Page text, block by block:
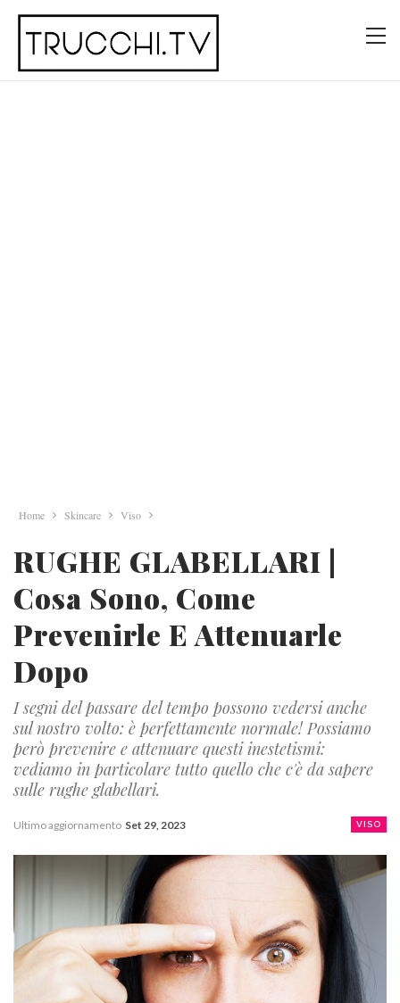
Home Skincare Viso
RUGHE GLABELLARI |
Cosa Sono, Come
Prevenirle E Attenuarle
Dopo
I segni del passare del tempo possono vedersi anche
sul nostro volto: è perfettamente normale! Possiamo
però prevenire e attenuare questi inestetismi:
vediamo in particolare tutto quello che c'è da sapere
sulle rughe glabellari.
VISO
Ultimo aggiornamento Set 29, 2023